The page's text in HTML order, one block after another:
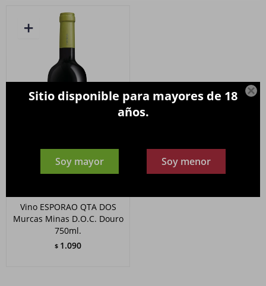

Sitio disponible para mayores de 18
años.
Soy mayor Soy menor
Vino ESPORAO QTA DOS
Murcas Minas D.O.C. Douro
750ml.
$ 1.090